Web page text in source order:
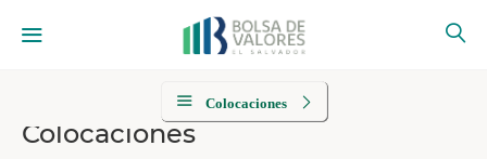
Colocaciones
Colocaciones